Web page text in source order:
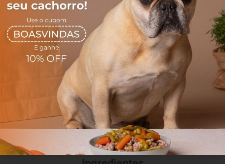
natural, balanceada, saudável, bio apropriada e de muita
qualidade, sem abrir mão da praticidade no dia a dia, nasce a
Cozinha Natural Pet!
Nosso maior objetivo é oferecer saúde, qualidade de vida e
muito afeto através da alimentação.
Completos e nutritivos, nossos alimentos são capazes de
revolucionar a vida do seu melhor amigo!
Sem aditivos, sem conservantes e sem corantes.